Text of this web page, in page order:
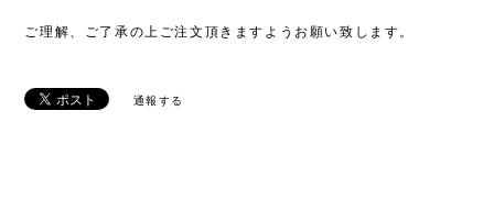
ご理解、ご了承の上ご注文頂きますようお願い致します。
通報する